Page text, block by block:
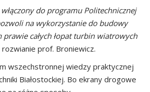
włączony do programu Politechnicznej
na wykorzystanie do budowy
całych łopat turbin wiatrowych
prof. Broniewicz.
wszechstronnej wiedzy praktycznej
Białostockiej. Bo ekrany drogowe